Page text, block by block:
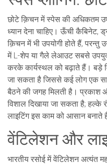
छोटे क़िचन में स्पेस की अधिकतम
ध्यान देना चाहिए। ऊँची
क़िचन में भी उपयोगी होते हैं, परन्तु
में L-शेप या गैले लेआउट सबसे
करके कार्यस्थल को बढ़ाते हैं। बड़े
जा सकता है जिससे कई लोग एक
बैठने की जगह मिलती है। प्रकाश
विशाल दिखाया जा सकता है; हल्के
लाइटिंग इस काम को आसान बनाते
वेंटिलेशन और
भारतीय रसोई में वेंटिलेशन अत्यंत